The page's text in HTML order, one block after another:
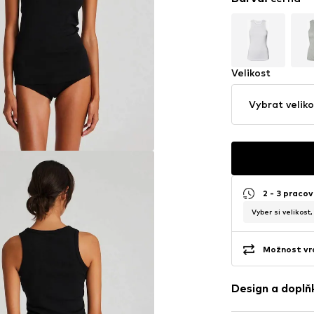
Velikost
Vybrat
2 - 3
Vyber si
Možnost
Design a